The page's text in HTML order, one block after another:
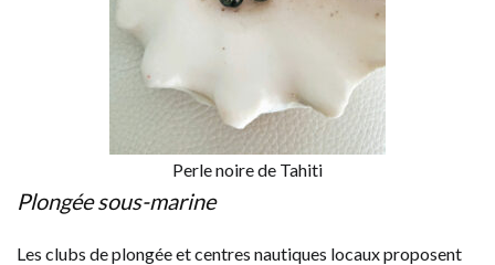
Perle noire de Tahiti
Plongée sous-marine
Les clubs de plongée et centres nautiques locaux proposent